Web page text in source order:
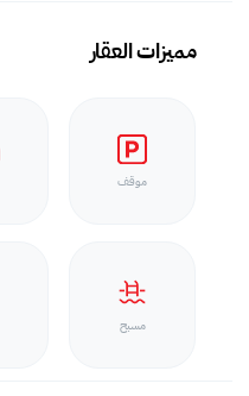
مميزات العقار
موقف
مسبح